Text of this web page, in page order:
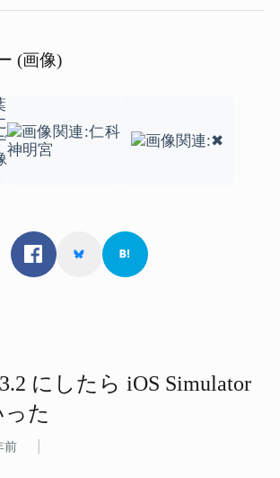
(画像)
に​したら​ iOS Simulator
た
前